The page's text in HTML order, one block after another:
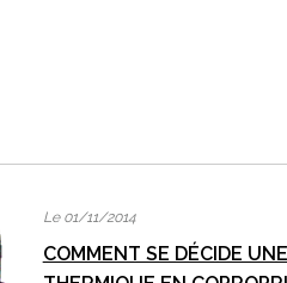
Le 01/11/2014
COMMENT SE DÉCIDE